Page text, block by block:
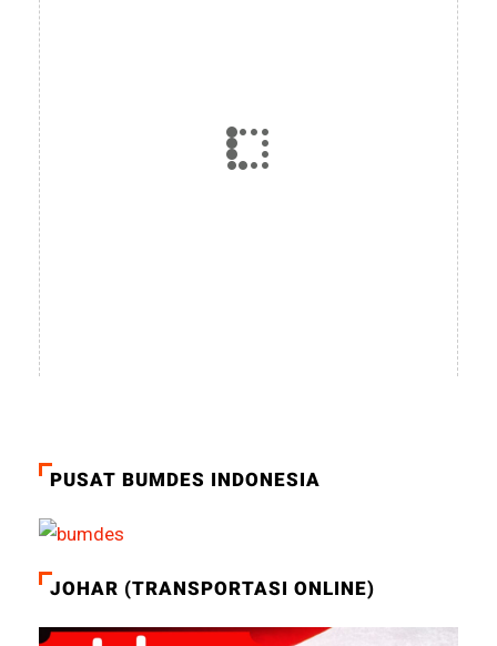
PUSAT BUMDES INDONESIA
JOHAR (TRANSPORTASI ONLINE)